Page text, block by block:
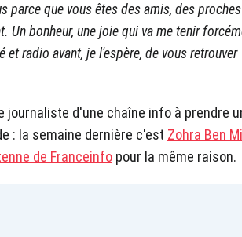
parce que vous êtes des amis, des
Un bonheur, une joie qui va me tenir
radio avant, je l'espère, de vous retrouver
journaliste d'une chaîne info à prendre
: la semaine dernière c'est Zohra Ben
de Franceinfo pour la même raison.